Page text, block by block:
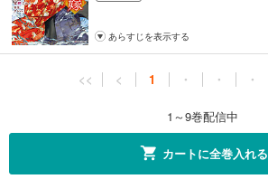
あらすじを表示する
<< < 1 ・ ・ ・
1～9巻配信中
カートに全巻入れる